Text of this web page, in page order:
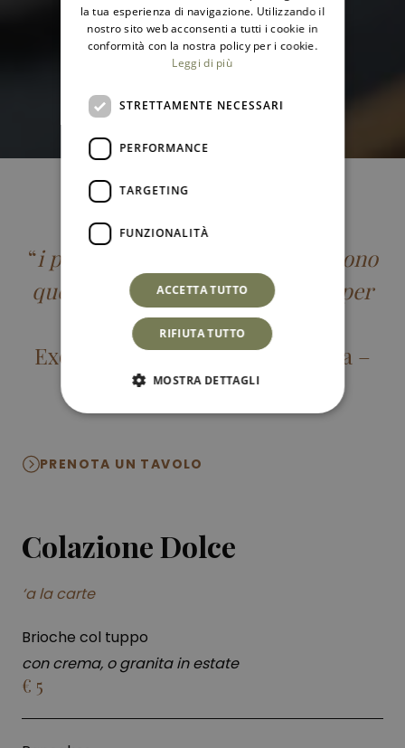
BENVENUTI A COLAZIONE
“i profumi e sapori del mattino sono
quelli che ci accompagneranno per
tutta la giornata
Executive Chef Floriana Fontana –
Pastry chef Gloria Fradella
PRENOTA UN TAVOLO
Colazione Dolce
‘a la carte
Brioche col tuppo
con crema, o granita in estate
€ 5
ENGLISH
la tua esperienza di navigazione. Utilizzando il
nostro sito web acconsenti a tutti i cookie in
conformità con la nostra policy per i cookie.
Leggi di più
STRETTAMENTE NECESSARI
PERFORMANCE
TARGETING
FUNZIONALITÀ
ACCETTA TUTTO
RIFIUTA TUTTO
MOSTRA DETTAGLI